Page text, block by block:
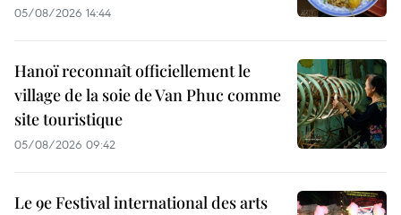
05/08/2026 14:44
Hanoï reconnaît officiellement le
village de la soie de Van Phuc comme
site touristique
05/08/2026 09:42
Le 9e Festival international des arts